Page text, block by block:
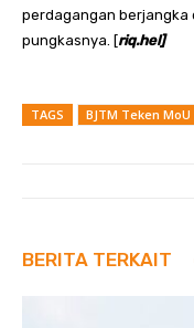
perdagangan berjangka
pungkasnya. [riq.hel]
TAGS BJTM Teken
BERITA TERKAIT